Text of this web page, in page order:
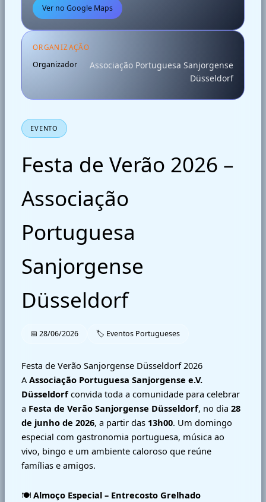
EVENTO
Festa de Verão 2026 –
Associação
Portuguesa
Sanjorgense
Düsseldorf
📅 28/06/2026 🏷 Eventos Portugueses
Festa de Verão Sanjorgense Düsseldorf 2026
AAssociação Portuguesa Sanjorgense e.V.
Düsseldorfconvida toda a comunidade para celebrar
a Festa de Verão Sanjorgense Düsseldorf, no dia 28
de junho de 2026, a partir das 13h00. Um domingo
especial com gastronomia portuguesa, música ao
vivo, bingo e um ambiente caloroso que reúne
famílias e amigos.
🍽️ Almoço Especial – Entrecosto Grelhado
Ver no Google Maps
ORGANIZAÇÃO
Organizador
Associação Portuguesa Sanjorgense
Düsseldorf